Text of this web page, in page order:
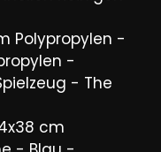
Polypropylen -
-
- The
cm